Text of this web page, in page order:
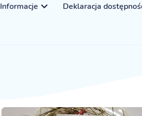
Informacje Deklaracja